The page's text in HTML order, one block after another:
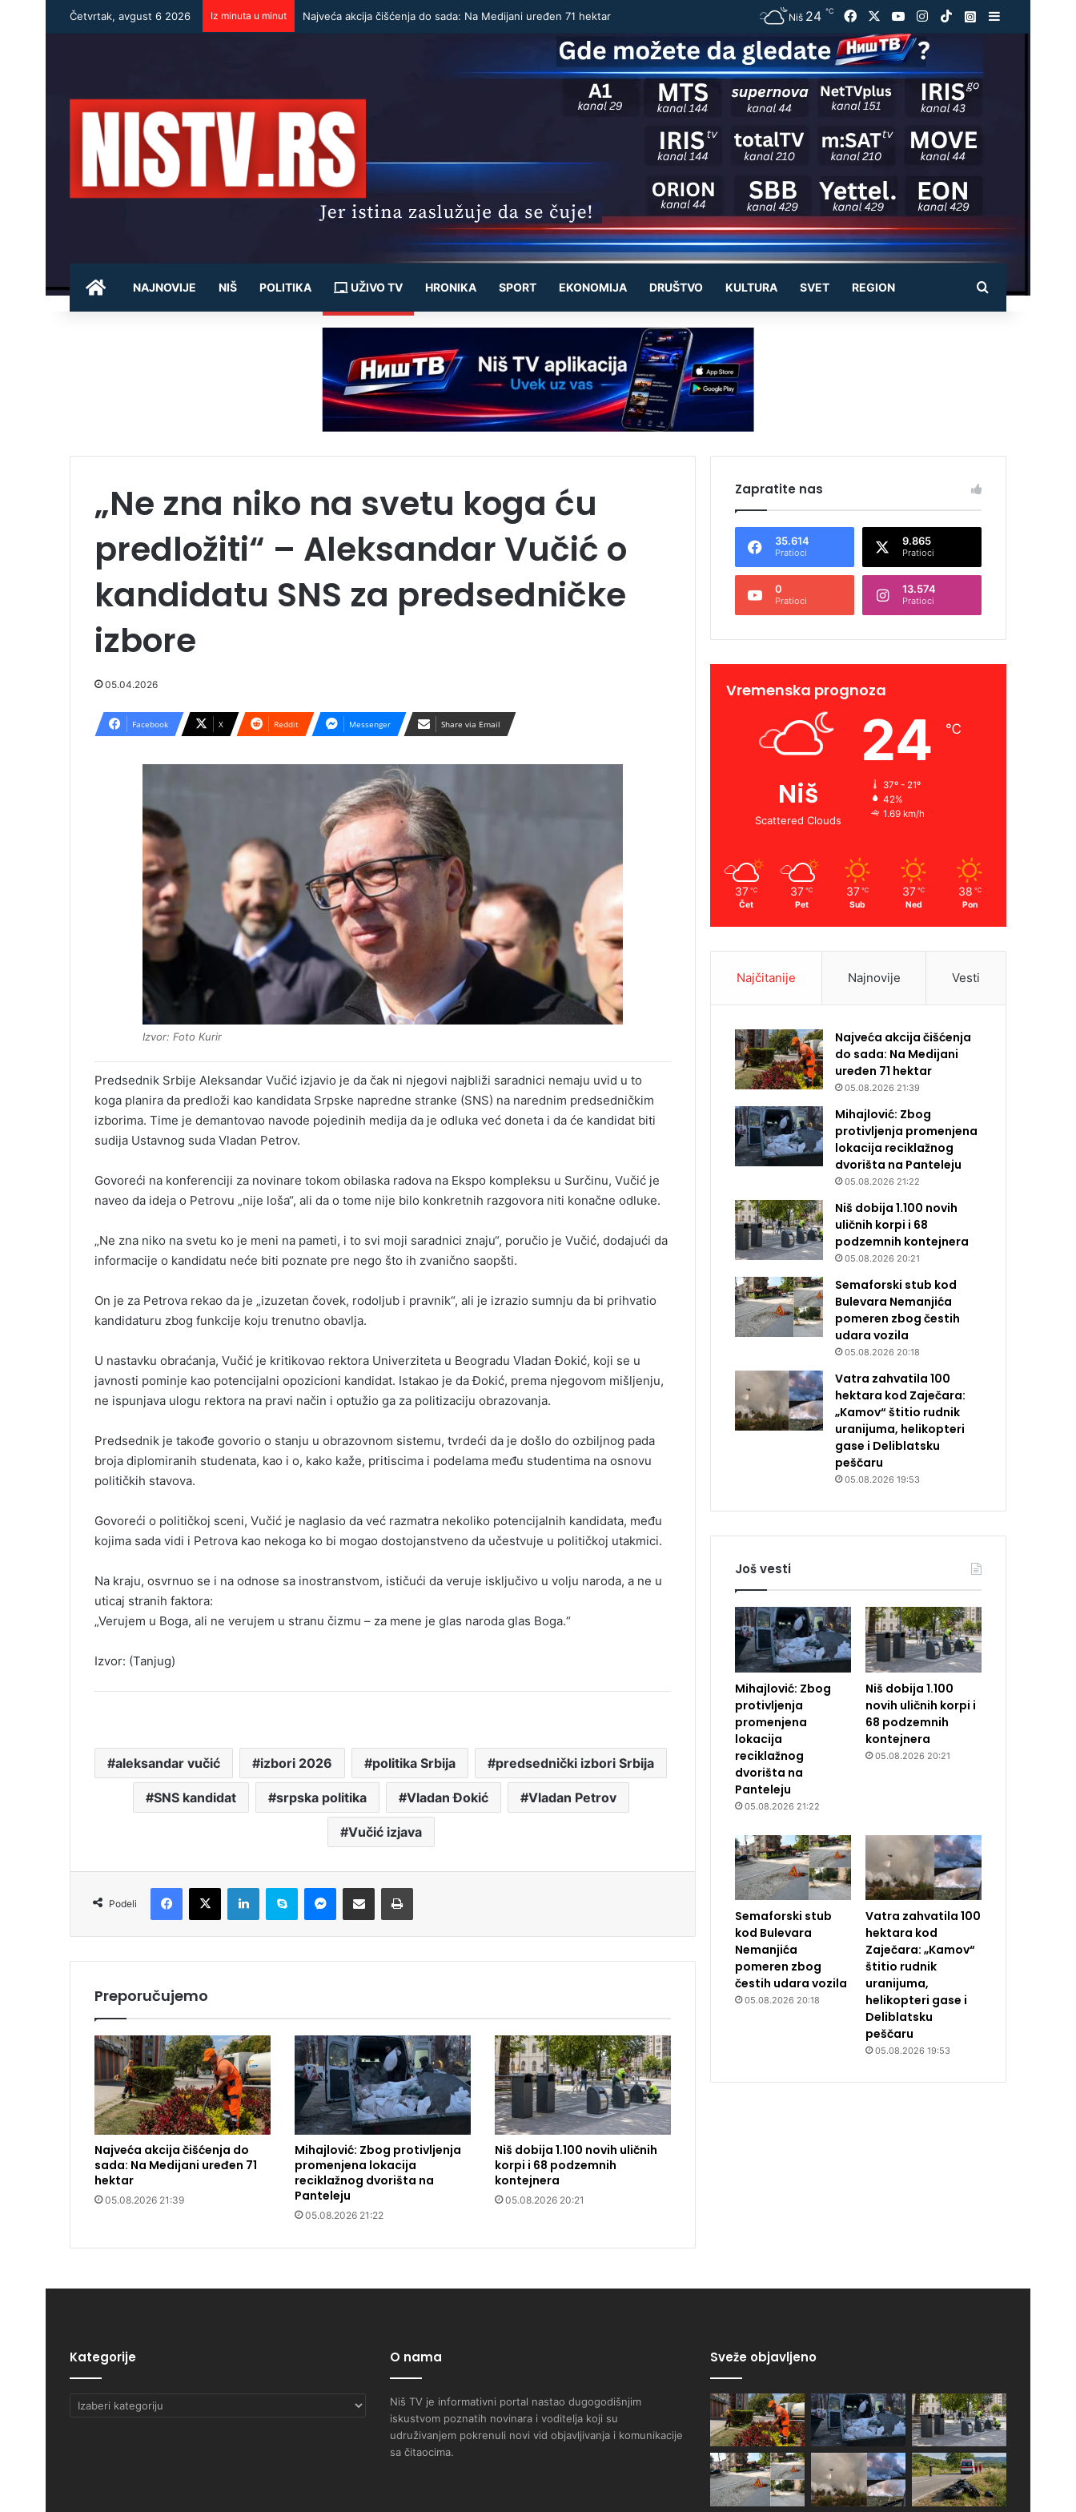
Četvrtak, avgust 6 2026 Iz minuta u minut Najveća akcija čišćenja do sada: Na Medijani uređen 71 hektar Niš 24 ℃ Facebook YouTubeInstagram
TikTokInstagram
POČETNA
NAJNOVIJE NIŠ POLITIKA UŽIVO TV HRONIKA SPORT EKONOMIJA DRUŠTVO KULTURA SVET REGION Pretraži
„Ne zna niko na svetu koga ću
predložiti“ – Aleksandar Vučić o
kandidatu SNS za predsedničke
izbore
05.04.2026
Facebook X Reddit Messenger Share via Email
Izvor: Foto Kurir
Predsednik Srbije Aleksandar Vučić izjavio je da čak ni njegovi najbliži saradnici nemaju uvid u to
koga planira da predloži kao kandidata Srpske napredne stranke (SNS) na narednim predsedničkim
izborima. Time je demantovao navode pojedinih medija da je odluka već doneta i da će kandidat biti
sudija Ustavnog suda Vladan Petrov.
Govoreći na konferenciji za novinare tokom obilaska radova na Ekspo kompleksu u Surčinu, Vučić je
naveo da ideja o Petrovu „nije loša“, ali da o tome nije bilo konkretnih razgovora niti konačne odluke.
„Ne zna niko na svetu ko je meni na pameti, i to svi moji saradnici znaju“, poručio je Vučić, dodajući da
informacije o kandidatu neće biti poznate pre nego što ih zvanično saopšti.
On je za Petrova rekao da je „izuzetan čovek, rodoljub i pravnik“, ali je izrazio sumnju da bi prihvatio
kandidaturu zbog funkcije koju trenutno obavlja.
U nastavku obraćanja, Vučić je kritikovao rektora Univerziteta u Beogradu Vladan Đokić, koji se u
javnosti pominje kao potencijalni opozicioni kandidat. Istakao je da Đokić, prema njegovom mišljenju,
ne ispunjava ulogu rektora na pravi način i optužio ga za politizaciju obrazovanja.
Predsednik je takođe govorio o stanju u obrazovnom sistemu, tvrdeći da je došlo do ozbiljnog pada
broja diplomiranih studenata, kao i o, kako kaže, pritiscima i podelama među studentima na osnovu
političkih stavova.
Govoreći o političkoj sceni, Vučić je naglasio da već razmatra nekoliko potencijalnih kandidata, među
kojima sada vidi i Petrova kao nekoga ko bi mogao dostojanstveno da učestvuje u političkoj utakmici.
Na kraju, osvrnuo se i na odnose sa inostranstvom, ističući da veruje isključivo u volju naroda, a ne u
uticaj stranih faktora:
„Verujem u Boga, ali ne verujem u stranu čizmu – za mene je glas naroda glas Boga.“
Izvor: (Tanjug)
aleksandar vučić izbori 2026 politika Srbija predsednički izbori Srbija
SNS kandidat srpska politika Vladan Đokić Vladan Petrov
Vučić izjava
Podeli
Preporučujemo
Najveća akcija čišćenja do
sada: Na Medijani uređen 71
hektar
05.08.2026 21:39
Mihajlović: Zbog protivljenja
promenjena lokacija
reciklažnog dvorišta na
Panteleju
05.08.2026 21:22
Niš dobija 1.100 novih uličnih
korpi i 68 podzemnih
kontejnera
05.08.2026 20:21
Zapratite nas
35.614
Pratioci
9.865
Pratioci
0
Pratioci
13.574
Pratioci
Vremenska prognoza
Niš
Scattered Clouds
24 ℃
37º - 21º
42%
1.69 km/h
37 ℃
Čet
37 ℃
Pet
37 ℃
Sub
37 ℃
Ned
38 ℃
Pon
Najčitanije Najnovije Vesti
Najveća akcija čišćenja
do sada: Na Medijani
uređen 71 hektar
05.08.2026 21:39
Mihajlović: Zbog
protivljenja promenjena
lokacija reciklažnog
dvorišta na Panteleju
05.08.2026 21:22
Niš dobija 1.100 novih
uličnih korpi i 68
podzemnih kontejnera
05.08.2026 20:21
Semaforski stub kod
Bulevara Nemanjića
pomeren zbog čestih
udara vozila
05.08.2026 20:18
Vatra zahvatila 100
hektara kod Zaječara:
„Kamov“ štitio rudnik
uranijuma, helikopteri
gase i Deliblatsku
peščaru
05.08.2026 19:53
Još vesti
Mihajlović: Zbog
protivljenja
promenjena
lokacija
reciklažnog
dvorišta na
Panteleju
05.08.2026 21:22
Niš dobija 1.100
novih uličnih korpi i
68 podzemnih
kontejnera
05.08.2026 20:21
Semaforski stub
kod Bulevara
Nemanjića
pomeren zbog
čestih udara vozila
05.08.2026 20:18
Vatra zahvatila 100
hektara kod
Zaječara: „Kamov“
štitio rudnik
uranijuma,
helikopteri gase i
Deliblatsku
peščaru
05.08.2026 19:53
Kategorije
Kategorije
O nama
Niš TV je informativni portal nastao dugogodišnjim
iskustvom poznatih novinara i voditelja koji su
udruživanjem pokrenuli novi vid objavljivanja i komunikacije
sa čitaocima.
Sveže objavljeno